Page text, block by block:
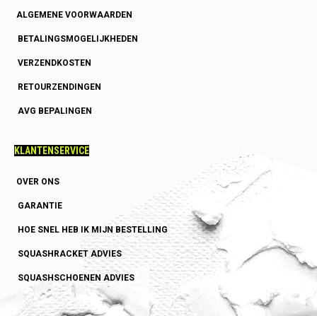
ALGEMENE VOORWAARDEN
BETALINGSMOGELIJKHEDEN
VERZENDKOSTEN
RETOURZENDINGEN
AVG BEPALINGEN
KLANTENSERVICE
OVER ONS
GARANTIE
HOE SNEL HEB IK MIJN BESTELLING
SQUASHRACKET ADVIES
SQUASHSCHOENEN ADVIES